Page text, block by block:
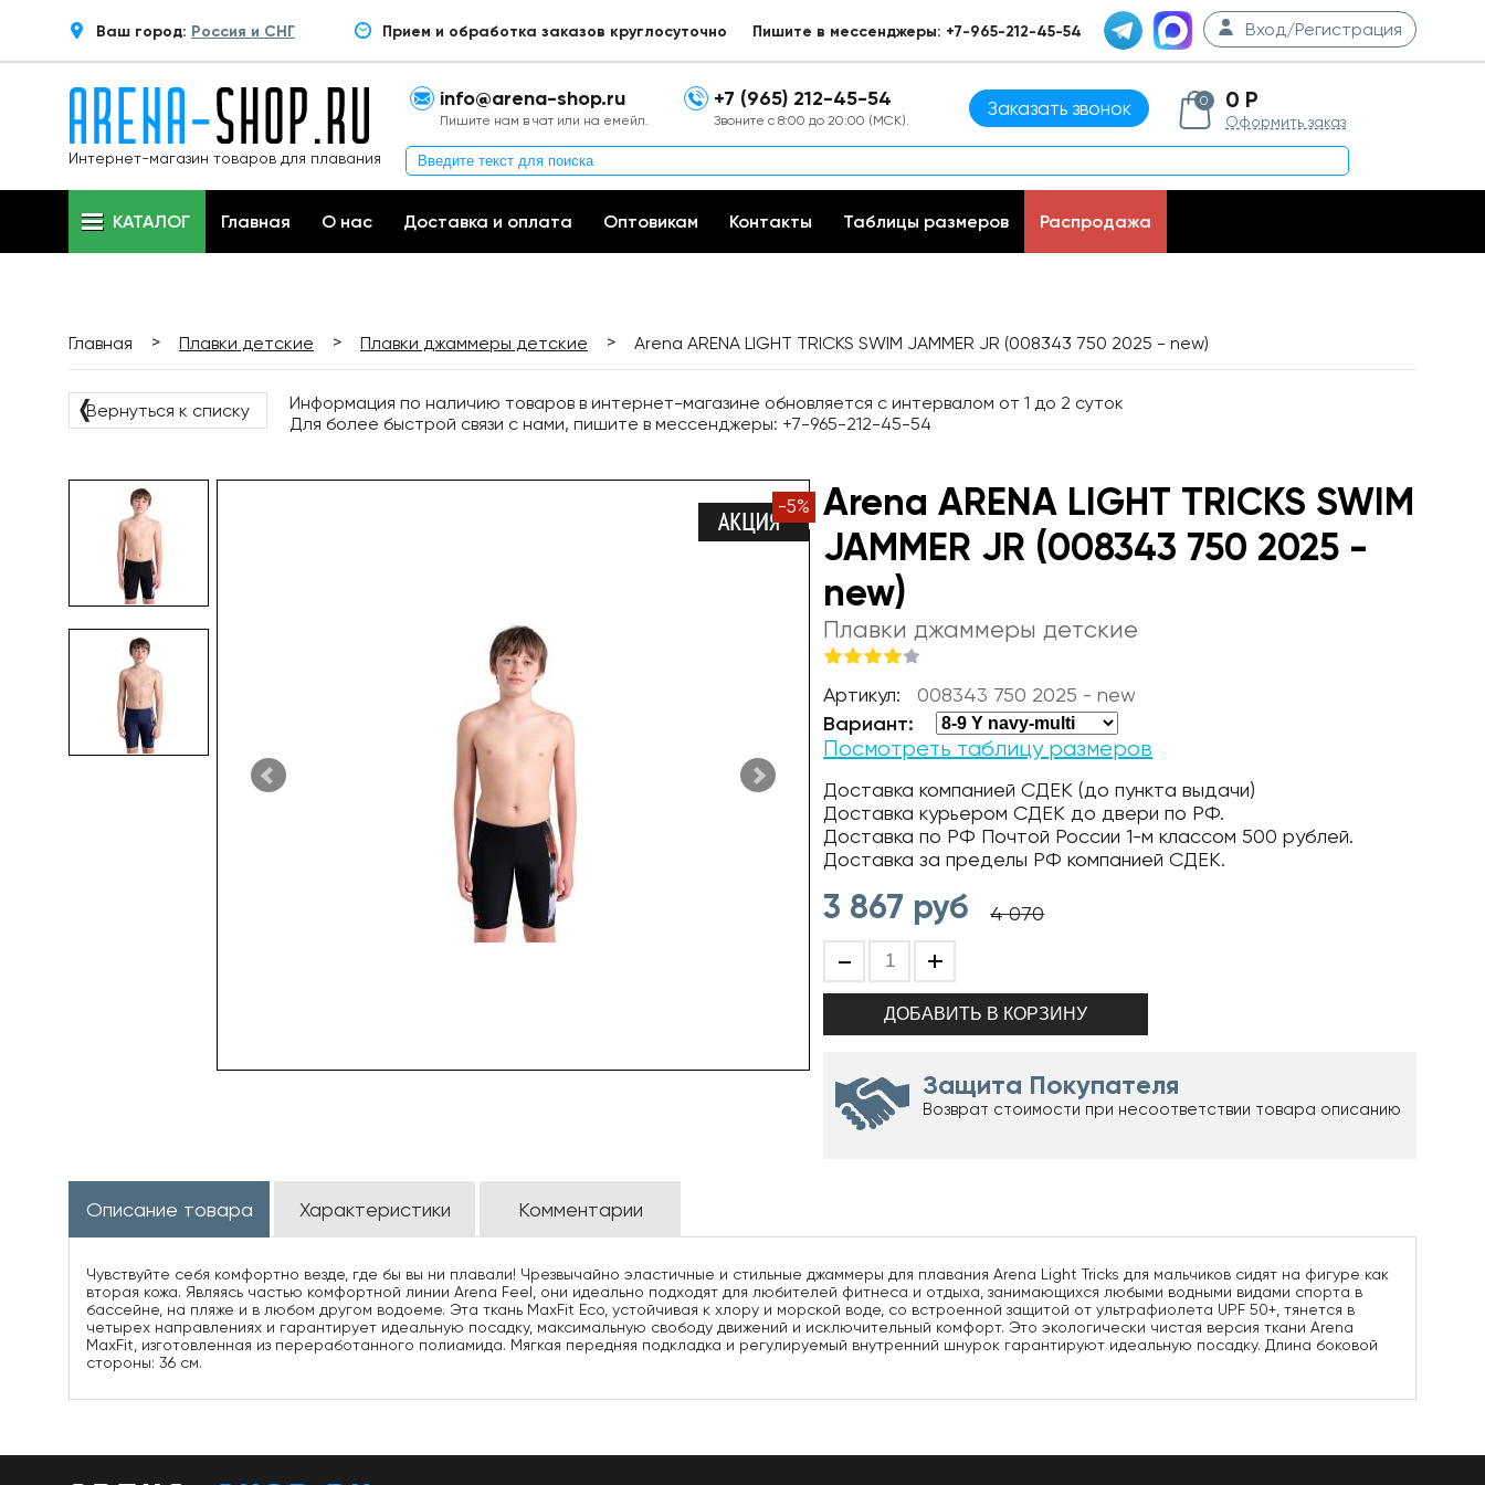
Ваш город: Россия и СНГ Прием и обработка заказов круглосуточно Пишите в мессенджеры: +7-965-212-45-54 Вход/Регистрация
Интернет-магазин товаров для плавания
info@arena-shop.ru
Пишите нам в чат или на емейл.
+7 (965) 212-45-54
Звоните с 8:00 до 20:00 (МСК).
Заказать звонок 0 0 Р
Оформить заказ
КАТАЛОГ Главная О нас Доставка и оплата Оптовикам Контакты Таблицы размеров Распродажа
Главная > Плавки детские > Плавки джаммеры детские > Arena ARENA LIGHT TRICKS SWIM JAMMER JR (008343 750 2025 - new)
❬Вернуться к списку
Информация по наличию товаров в интернет-магазине обновляется с интервалом от 1 до 2 суток
Для более быстрой связи с нами, пишите в мессенджеры: +7-965-212-45-54
-5%
Arena ARENA LIGHT TRICKS SWIM
JAMMER JR (008343 750 2025 -
new)
Плавки джаммеры детские
Артикул: 008343 750 2025 - new
Вариант:
Посмотреть таблицу размеров
Доставка компанией СДЕК (до пункта выдачи)
Доставка курьером СДЕК до двери по РФ.
Доставка по РФ Почтой России 1-м классом 500 рублей.
Доставка за пределы РФ компанией СДЕК.
3 867 руб 4 070
- +
Защита Покупателя
Возврат стоимости при несоответствии товара описанию
Описание товара Характеристики Комментарии
Чувствуйте себя комфортно везде, где бы вы ни плавали! Чрезвычайно эластичные и стильные джаммеры для плавания Arena Light Tricks для мальчиков сидят на фигуре как
вторая кожа. Являясь частью комфортной линии Arena Feel, они идеально подходят для любителей фитнеса и отдыха, занимающихся любыми водными видами спорта в
бассейне, на пляже и в любом другом водоеме. Эта ткань MaxFit Eco, устойчивая к хлору и морской воде, со встроенной защитой от ультрафиолета UPF 50+, тянется в
четырех направлениях и гарантирует идеальную посадку, максимальную свободу движений и исключительный комфорт. Это экологически чистая версия ткани Arena
MaxFit, изготовленная из переработанного полиамида. Мягкая передняя подкладка и регулируемый внутренний шнурок гарантируют идеальную посадку. Длина боковой
стороны: 36 см.